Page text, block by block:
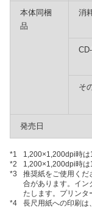
本体同梱
品
消
そ
発売日
*1
1,200×1,200dpi時は
*2
1,200×1,200dpi時は
*3
推奨紙をご使用くだ
合があります。イン
たします。プリンタ
*4
長尺用紙への印刷は